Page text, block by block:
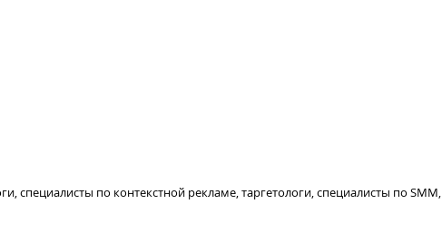
специалисты по контекстной рекламе, таргетологи, специалисты по SMM,